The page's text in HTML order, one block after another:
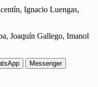
Ignacio Luengas,
Joaquín Gallego, Imanol
Messenger